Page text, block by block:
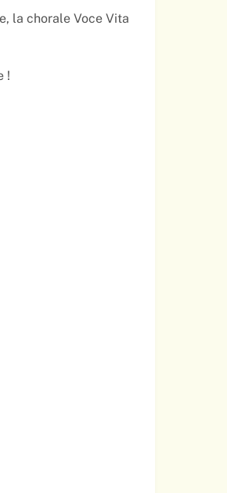
la chorale Voce Vita
!